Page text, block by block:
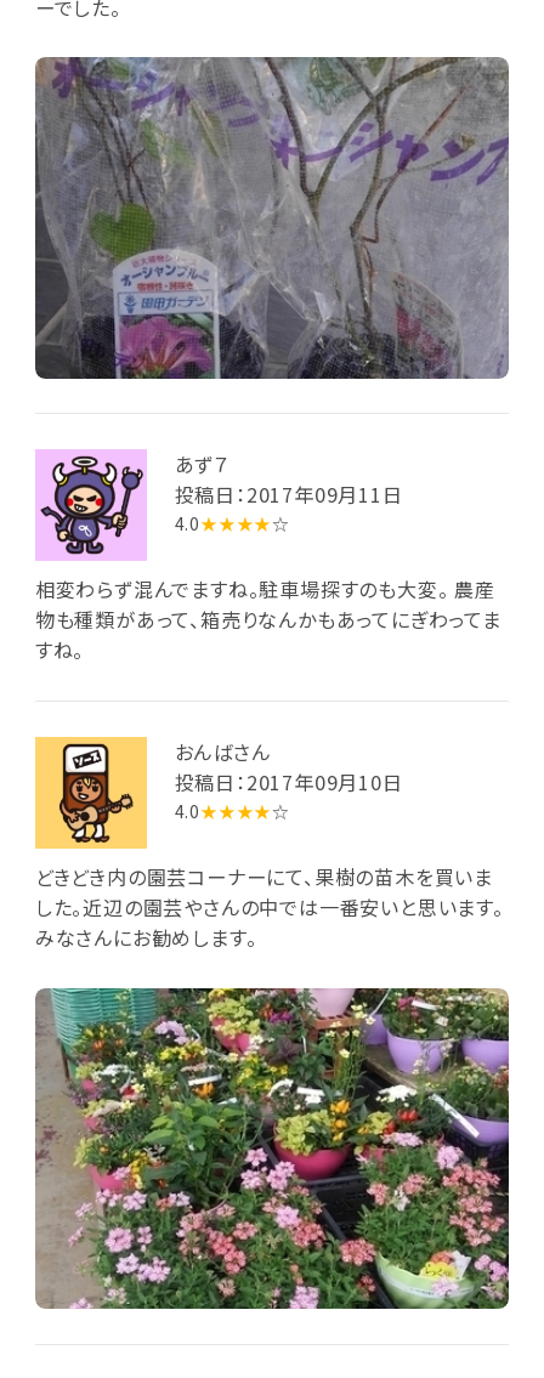
ーでした。
あず７
投稿日：2017年09月11日
4.0★★★★☆
相変わらず混んでますね。駐車場探すのも大変。 農産
物も種類があって、箱売りなんかもあってにぎわってま
すね。
おんばさん
投稿日：2017年09月10日
4.0★★★★☆
どきどき内の園芸コーナーにて、果樹の苗木を買いま
した。近辺の園芸やさんの中では一番安いと思います。
みなさんにお勧めします。